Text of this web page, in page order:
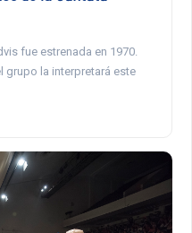
fue estrenada en 1970.
grupo la interpretará este